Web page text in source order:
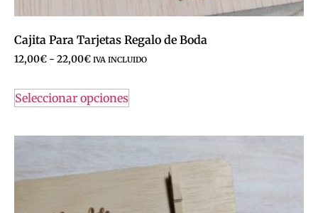
Cajita Para Tarjetas Regalo de Boda
12,00€ - 22,00€ IVA INCLUIDO
Seleccionar opciones